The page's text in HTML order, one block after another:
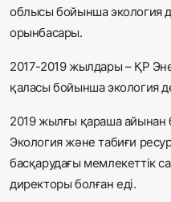
облысы бойынша экология
орынбасары.
2017-2019 жылдары – ҚР
қаласы бойынша экология
2019 жылғы қараша айынан
Экология және табиғи
басқарудағы мемлекеттік
директоры болған еді.